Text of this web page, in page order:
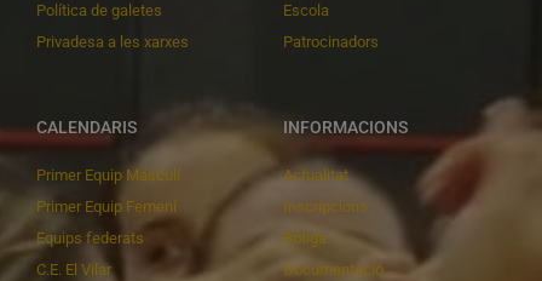
Política de galetes
Privadesa a les xarxes
Escola
Patrocinadors
CALENDARIS
Primer Equip Masculí
Primer Equip Femení
Equips federats
C.E. El Vilar
INFORMACIONS
Actualitat
Inscripcions
Botiga
Documentació